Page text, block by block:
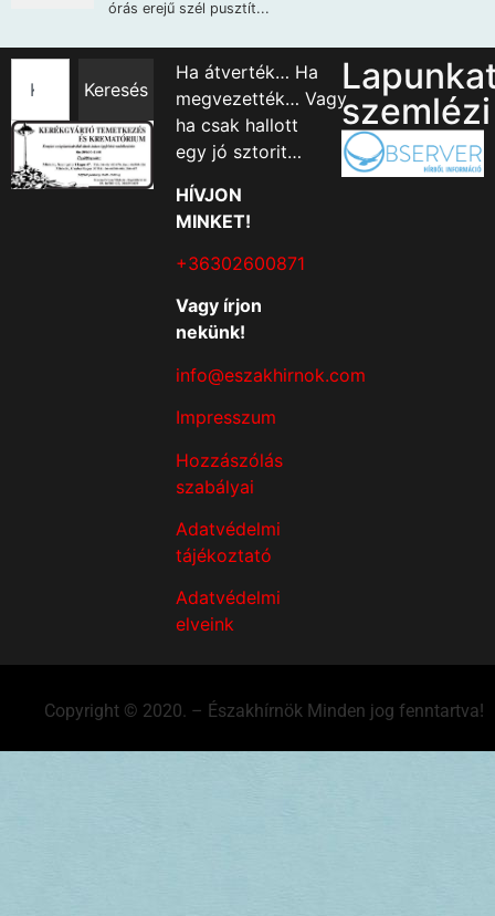
Keresés
Ha átverték… Ha
megvezették… Vagy
ha csak hallott
egy jó sztorit…
HÍVJON
MINKET!
+36302600871
Vagy írjon
nekünk!
info@eszakhirnok.com
Impresszum
Hozzászólás
szabályai
Adatvédelmi
tájékoztató
Adatvédelmi
elveink
szemlézi
Copyright © 2020. – Északhírnök Minden jog fenntartva!